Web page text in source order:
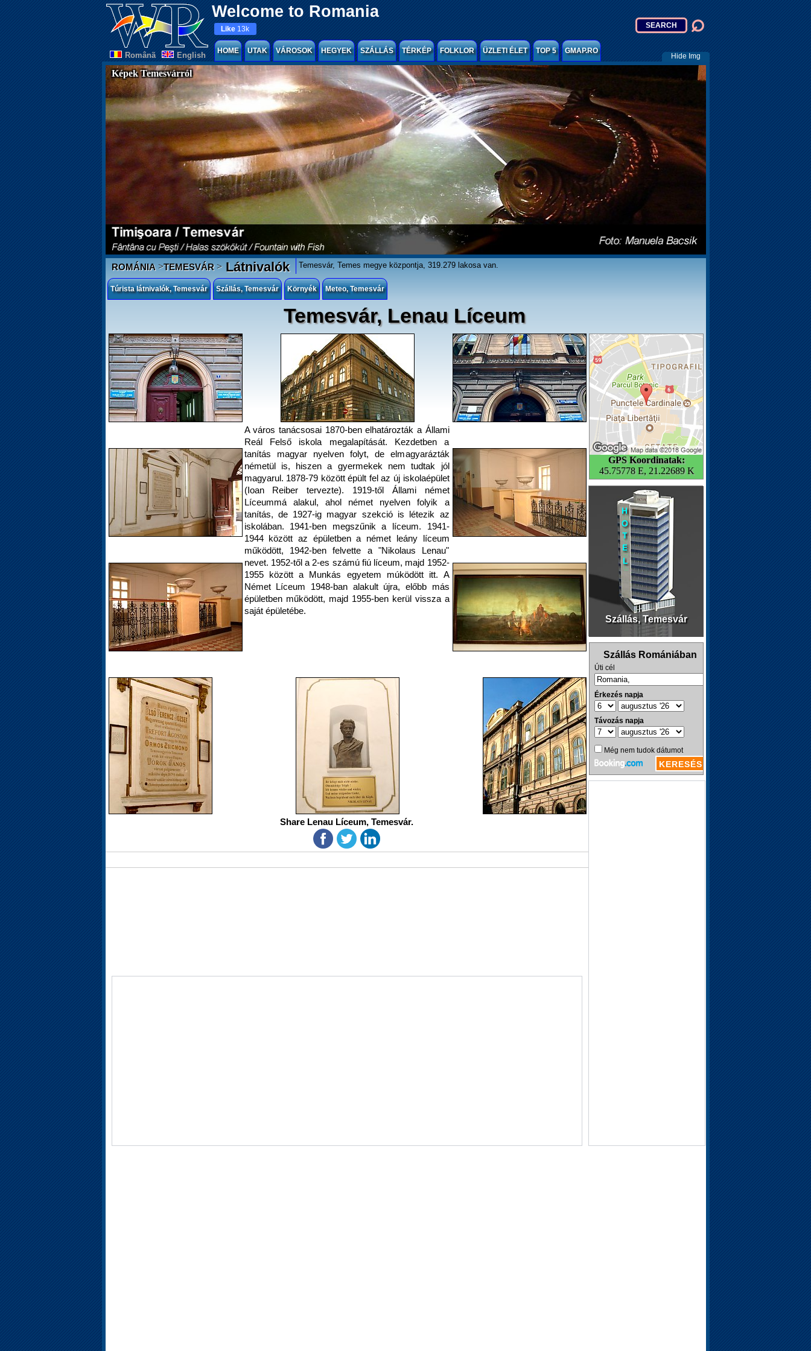
Welcome to Romania
Românã English
Like 13k
HOME UTAK VÁROSOK HEGYEK SZÁLLÁS TÉRKÉP FOLKLOR ÜZLETI ÉLET TOP 5 GMAP.RO
Hide Img
Képek Temesvárról
ROMÁNIA>TEMESVÁR>Látnivalók Temesvár, Temes megye központja, 319.279 lakosa van.
Túrista látnivalók, Temesvár Szállás, Temesvár Környék Meteo, Temesvár
Temesvár, Lenau Líceum
GPS Koordinatak:
45.75778 E, 21.22689 K
A város tanácsosai 1870-ben elhatározták a Állami
Reál Felső iskola megalapítását. Kezdetben a
tanítás magyar nyelven folyt, de elmagyarázták
németül is, hiszen a gyermekek nem tudtak jól
magyarul. 1878-79 között épült fel az új iskolaépület
(Ioan Reiber tervezte). 1919-től Állami német
Líceummá alakul, ahol német nyelven folyik a
tanítás, de 1927-ig magyar szekció is létezik az
iskolában. 1941-ben megszűnik a líceum. 1941-
1944 között az épületben a német leány líceum
működött, 1942-ben felvette a "Nikolaus Lenau"
nevet. 1952-től a 2-es számú fiú líceum, majd 1952-
1955 között a Munkás egyetem múködött itt. A
Német Líceum 1948-ban alakult újra, előbb más
épületben működött, majd 1955-ben kerül vissza a
saját épületébe.
Szállás, Temesvár
Share Lenau Líceum, Temesvár.